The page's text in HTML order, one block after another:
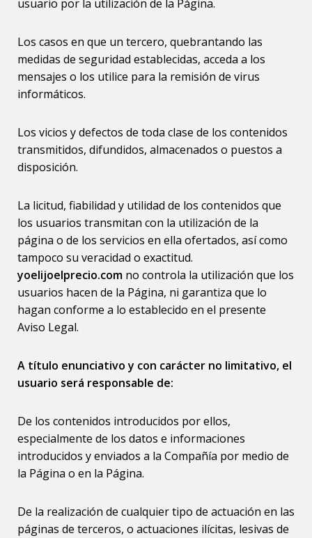
usuario por la utilización de la Página.
Los casos en que un tercero, quebrantando las
medidas de seguridad establecidas, acceda a los
mensajes o los utilice para la remisión de virus
informáticos.
Los vicios y defectos de toda clase de los contenidos
transmitidos, difundidos, almacenados o puestos a
disposición.
La licitud, fiabilidad y utilidad de los contenidos que
los usuarios transmitan con la utilización de la
página o de los servicios en ella ofertados, así como
tampoco su veracidad o exactitud.
yoelijoelprecio.com no controla la utilización que los
usuarios hacen de la Página, ni garantiza que lo
hagan conforme a lo establecido en el presente
Aviso Legal.
A título enunciativo y con carácter no limitativo, el
usuario será responsable de:
De los contenidos introducidos por ellos,
especialmente de los datos e informaciones
introducidos y enviados a la Compañía por medio de
la Página o en la Página.
De la realización de cualquier tipo de actuación en las
páginas de terceros, o actuaciones ilícitas, lesivas de